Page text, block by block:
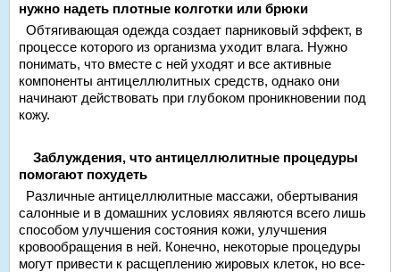
нужно надеть плотные колготки или брюки
Обтягивающая одежда создает парниковый эффект, в
процессе которого из организма уходит влага. Нужно
понимать, что вместе с ней уходят и все активные
компоненты антицеллюлитных средств, однако они
начинают действовать при глубоком проникновении под
кожу.
Заблуждения, что антицеллюлитные процедуры
помогают похудеть
Различные антицеллюлитные массажи, обертывания
салонные и в домашних условиях являются всего лишь
способом улучшения состояния кожи, улучшения
кровообращения в ней. Конечно, некоторые процедуры
могут привести к расщеплению жировых клеток, но все-